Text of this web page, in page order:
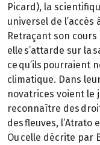
Picard), la
universel de l’accès
Retraçant son cours
elle s’attarde sur la
ce qu’ils pourraient
climatique. Dans
novatrices voient le
reconnaître des
des fleuves, l’Atrato
Ou celle décrite par